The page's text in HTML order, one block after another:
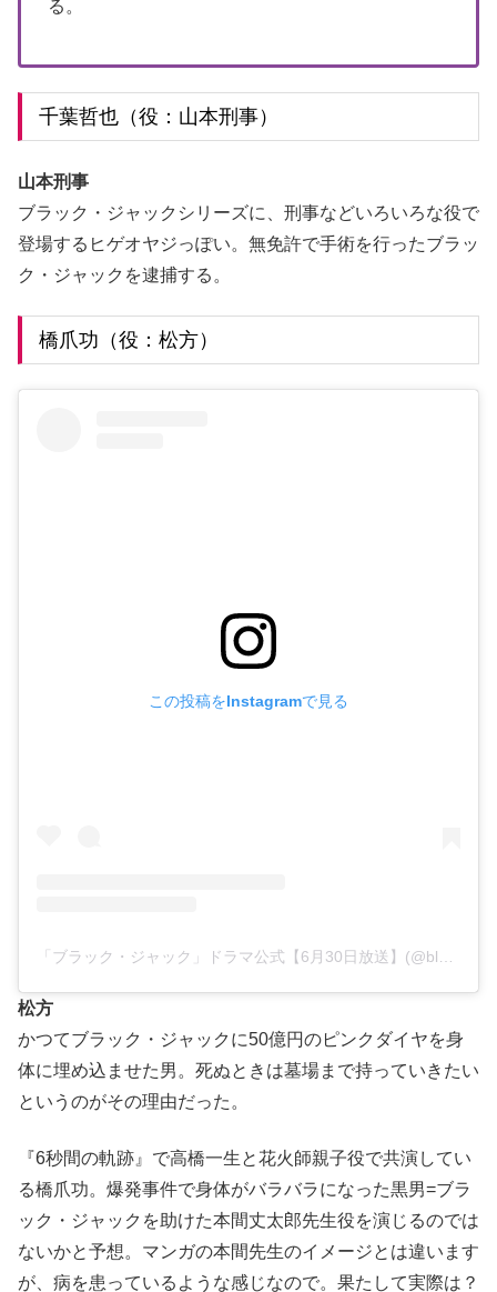
る。
千葉哲也（役：山本刑事）
山本刑事
ブラック・ジャックシリーズに、刑事などいろいろな役で
登場するヒゲオヤジっぽい。無免許で手術を行ったブラッ
ク・ジャックを逮捕する。
橋爪功（役：松方）
この投稿をInstagramで見る
「ブラック・ジャック」ドラマ公式【6月30日放送】(@blackjack.tvasahi)がシェアした投稿
松方
かつてブラック・ジャックに50億円のピンクダイヤを身
体に埋め込ませた男。死ぬときは墓場まで持っていきたい
というのがその理由だった。
『6秒間の軌跡』で高橋一生と花火師親子役で共演してい
る橋爪功。爆発事件で身体がバラバラになった黒男=ブラ
ック・ジャックを助けた本間丈太郎先生役を演じるのでは
ないかと予想。マンガの本間先生のイメージとは違います
が、病を患っているような感じなので。果たして実際は？